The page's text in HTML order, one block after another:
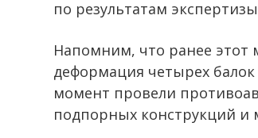
по результатам
Напомним, что ранее этот
деформация четырех
момент провели
подпорных конструкций и